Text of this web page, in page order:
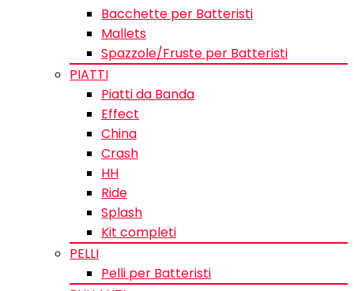
Bacchette per Batteristi
Mallets
Spazzole/Fruste per Batteristi
PIATTI
Piatti da Banda
Effect
China
Crash
HH
Ride
Splash
Kit completi
PELLI
Pelli per Batteristi